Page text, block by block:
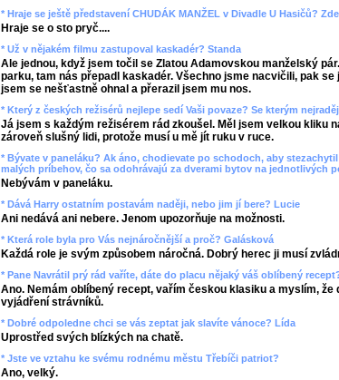
* Hraje se ještě představení CHUDÁK MANŽEL v Divadle U Hasičů?
Hraje se o sto pryč....
* Už v nějakém filmu zastupoval kaskadér? Standa
Ale jednou, když jsem točil se Zlatou Adamovskou manželský
parku, tam nás přepadl kaskadér. Všechno jsme nacvičili, pak se
jsem se nešťastně ohnal a přerazil jsem mu nos.
* Který z českých režisérů nejlepe sedí Vaši povaze? Se kterým
Já jsem s každým režisérem rád zkoušel. Měl jsem velkou kliku
zároveň slušný lidi, protože musí u mě jít ruku v ruce.
* Bývate v paneláku? Ak áno, chodievate po schodoch, aby
malých príbehov, čo sa odohrávajú za dverami bytov na jednotlivých
Nebývám v paneláku.
* Dává Harry ostatním postavám naději, nebo jim jí bere? Lucie
Ani nedává ani nebere. Jenom upozorňuje na možnosti.
* Která role byla pro Vás nejnáročnější a proč? Galásková
Každá role je svým způsobem náročná. Dobrý herec ji musí
* Pane Navrátil prý rád vaříte, dáte do placu nějaký váš oblíbený
Ano. Nemám oblíbený recept, vařím českou klasiku a myslím, že
vyjádření strávníků.
* Dobré odpoledne chci se vás zeptat jak slavíte vánoce? Lída
Uprostřed svých blízkých na chatě.
* Jste ve vztahu ke svému rodnému městu Třebíči patriot?
Ano, velký.